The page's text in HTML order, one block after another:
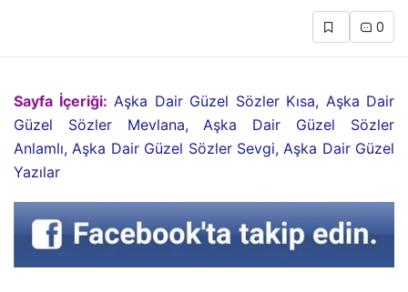
0
Sayfa İçeriği: Aşka Dair Güzel Sözler Kısa, Aşka Dair
Güzel Sözler Mevlana, Aşka Dair Güzel Sözler
Anlamlı, Aşka Dair Güzel Sözler Sevgi, Aşka Dair Güzel
Yazılar